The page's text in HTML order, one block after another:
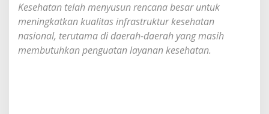
a
r
g
t
Kesehatan telah menyusun rencana besar untuk
meningkatkan kualitas infrastruktur kesehatan
nasional, terutama di daerah-daerah yang masih
membutuhkan penguatan layanan kesehatan.